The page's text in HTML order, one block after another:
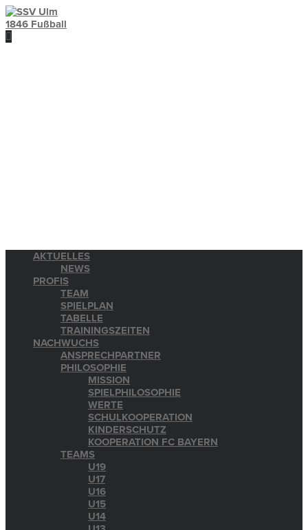
AKTUELLES
NEWS
PROFIS
TEAM
SPIELPLAN
TABELLE
TRAININGSZEITEN
NACHWUCHS
ANSPRECHPARTNER
PHILOSOPHIE
MISSION
SPIELPHILOSOPHIE
WERTE
SCHULKOOPERATION
KINDERSCHUTZ
KOOPERATION FC BAYERN
TEAMS
U19
U17
U16
U15
U14